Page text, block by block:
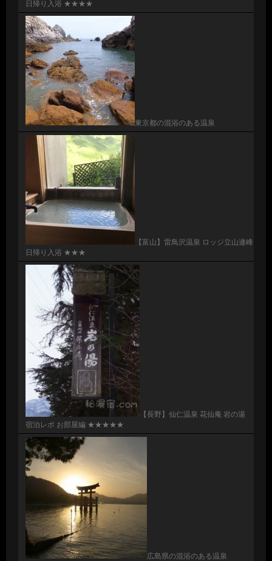
日帰り入浴 ★★★★
東京都の混浴のある温泉
【富山】雷鳥沢温泉 ロッジ立山連峰
日帰り入浴 ★★★
【長野】仙仁温泉 花仙庵 岩の湯
宿泊レポ お部屋編 ★★★★★
広島県の混浴のある温泉